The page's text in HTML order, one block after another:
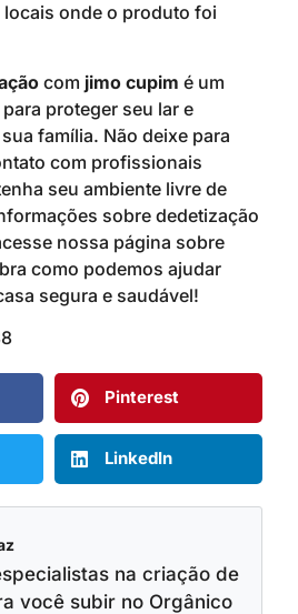
onde o produto foi
com jimo cupim é um
proteger seu lar e
família. Não deixe para
com profissionais
seu ambiente livre de
sobre dedetização
nossa página sobre
como podemos ajudar
segura e saudável!
Pinterest
LinkedIn
na criação de
você subir no Orgânico